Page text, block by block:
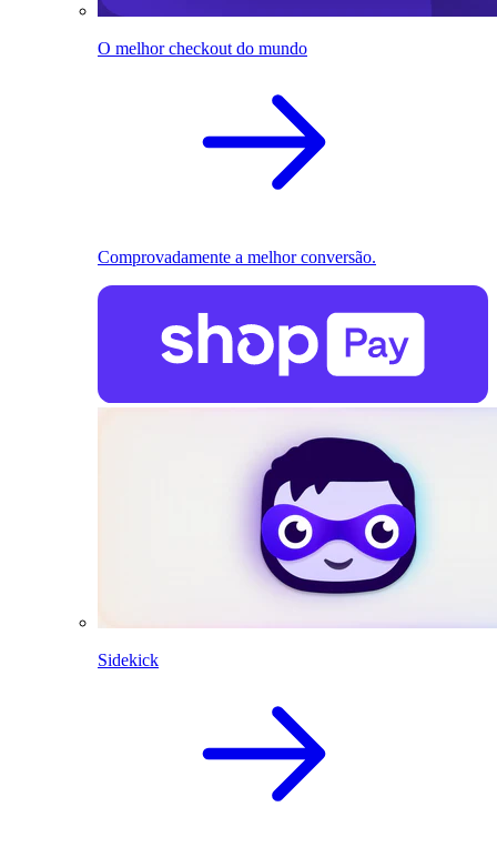
O melhor checkout do mundo
Comprovadamente a melhor conversão.
Sidekick